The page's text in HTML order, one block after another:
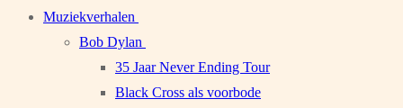
Muziekverhalen
Bob Dylan
35 Jaar Never Ending Tour
Black Cross als voorbode